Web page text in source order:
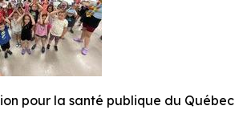
pour la santé publique du Québec